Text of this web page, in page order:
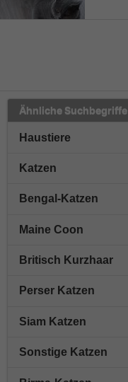
Ähnliche Suchbegriffe
Haustiere
Katzen
Bengal-Katzen
Maine Coon
Britisch Kurzhaar
Perser Katzen
Siam Katzen
Sonstige Katzen